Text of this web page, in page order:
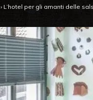
› L’hotel per gli amanti delle